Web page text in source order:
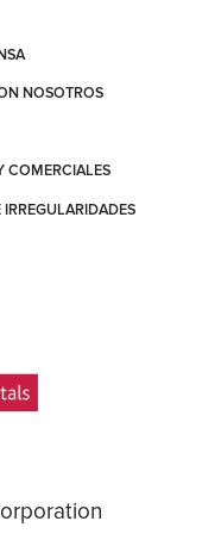
NOSOTROS
COMERCIALES